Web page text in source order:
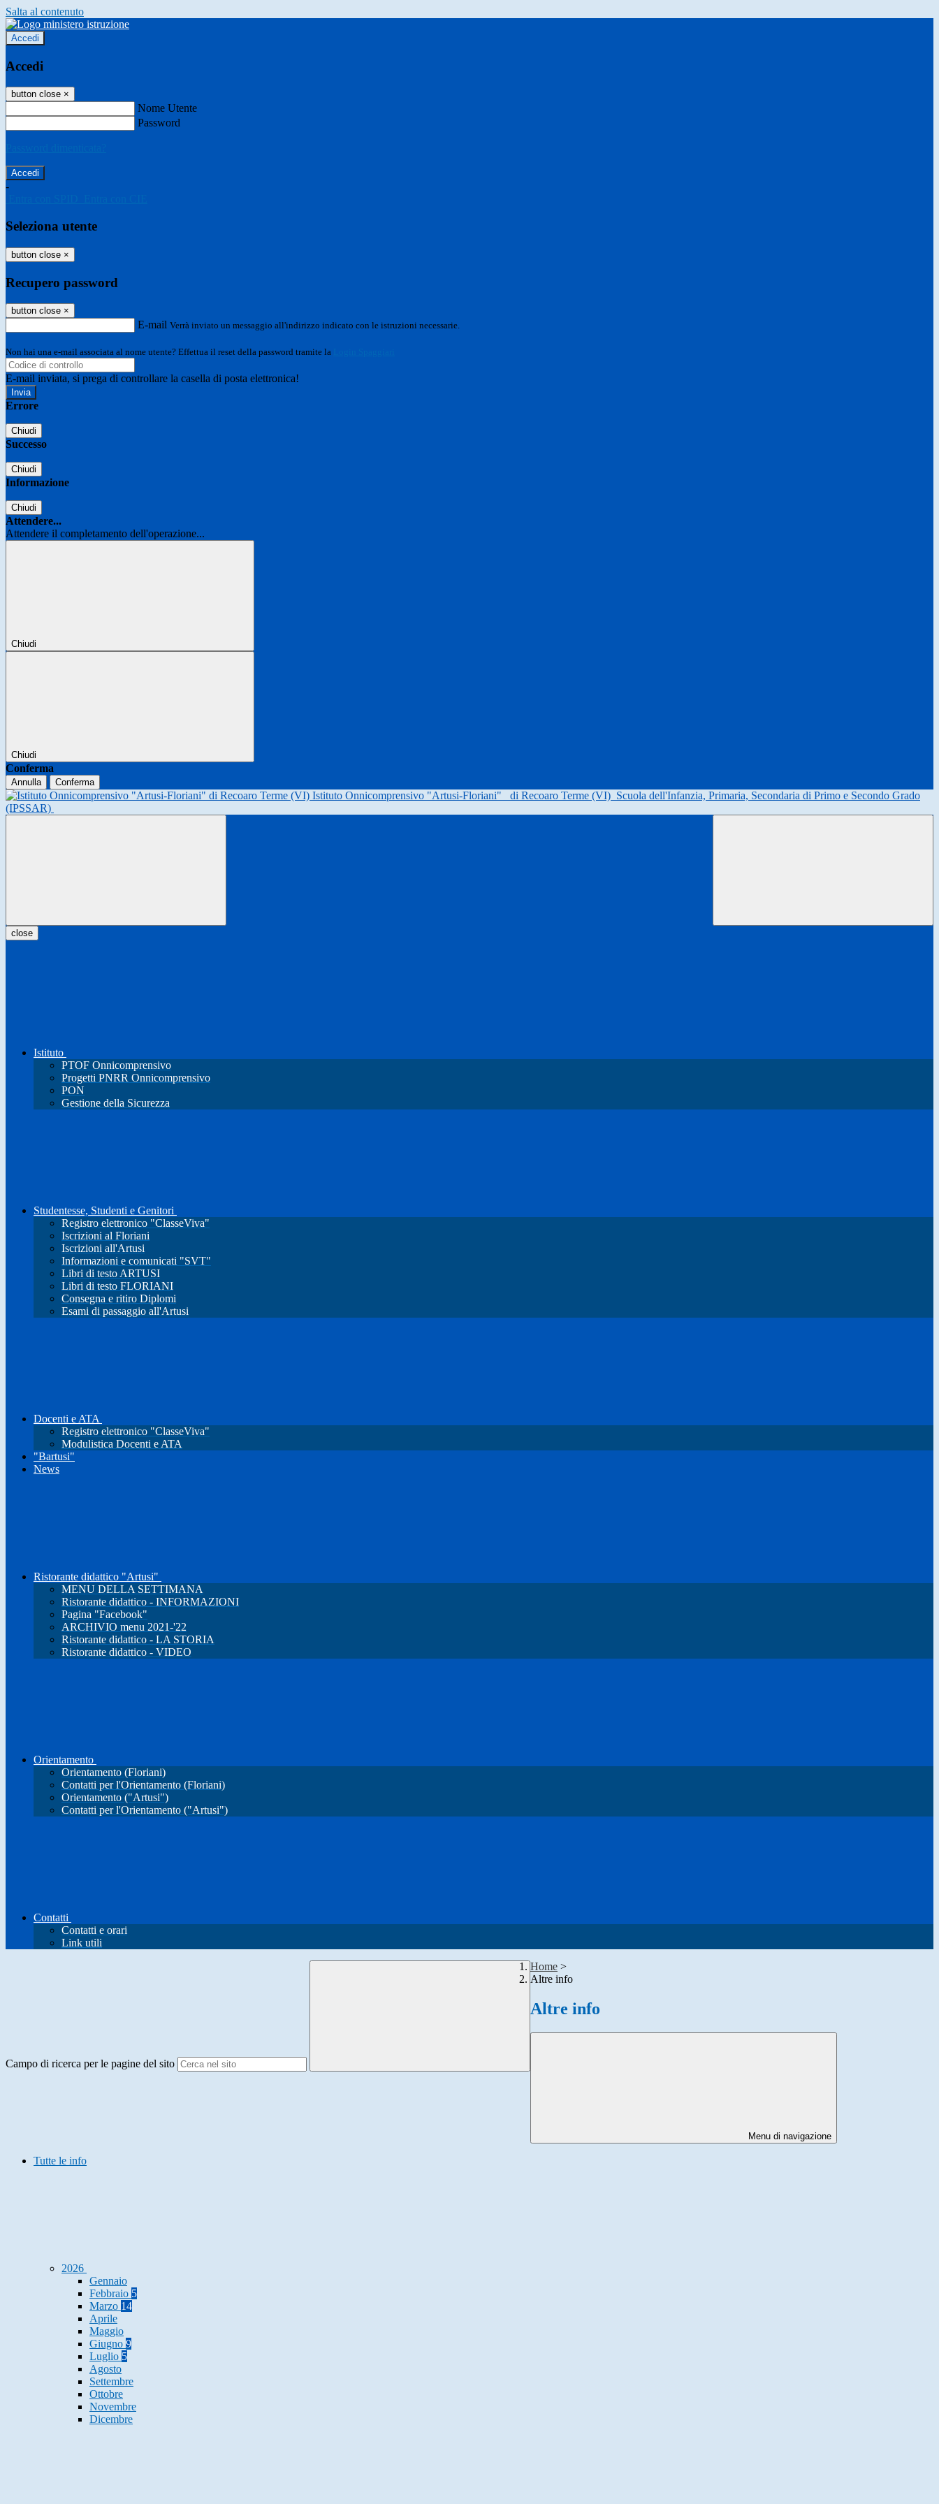
Salta al contenuto
Accedi
Accedi
button close ×
Nome Utente
Password
-
Seleziona utente
button close ×
Recupero password
button close ×
E-mail Verrà inviato un messaggio all'indirizzo indicato con le istruzioni necessarie.
Non hai una e-mail associata al nome utente? Effettua il reset della password tramite la
E-mail inviata, si prega di controllare la casella di posta elettronica!
Errore
Chiudi
Successo
Chiudi
Informazione
Chiudi
Attendere...
Attendere il completamento dell'operazione...
Chiudi
Chiudi
Conferma
Annulla Conferma
Istituto Onnicomprensivo "Artusi-Floriani" di Recoaro Terme (VI) Scuola dell'Infanzia, Primaria, Secondaria di Primo e Secondo Grado
(IPSSAR)
close
Istituto
PTOF Onnicomprensivo
Progetti PNRR Onnicomprensivo
PON
Gestione della Sicurezza
Studentesse, Studenti e Genitori
Registro elettronico "ClasseViva"
Iscrizioni al Floriani
Iscrizioni all'Artusi
Informazioni e comunicati "SVT"
Libri di testo ARTUSI
Libri di testo FLORIANI
Consegna e ritiro Diplomi
Esami di passaggio all'Artusi
Docenti e ATA
Registro elettronico "ClasseViva"
Modulistica Docenti e ATA
"Bartusi"
News
Ristorante didattico "Artusi"
MENU DELLA SETTIMANA
Ristorante didattico - INFORMAZIONI
Pagina "Facebook"
ARCHIVIO menu 2021-'22
Ristorante didattico - LA STORIA
Ristorante didattico - VIDEO
Orientamento
Orientamento (Floriani)
Contatti per l'Orientamento (Floriani)
Orientamento ("Artusi")
Contatti per l'Orientamento ("Artusi")
Contatti
Contatti e orari
Link utili
Campo di ricerca per le pagine del sito
Home >
Altre info
Altre info
Menu di navigazione
Tutte le info
2026
Gennaio
Febbraio 5
Marzo 14
Aprile
Maggio
Giugno 9
Luglio 5
Agosto
Settembre
Ottobre
Novembre
Dicembre